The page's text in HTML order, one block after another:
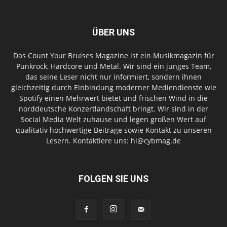
ÜBER UNS
Das Count Your Bruises Magazine ist ein Musikmagazin für
Punkrock, Hardcore und Metal. Wir sind ein junges Team,
das seine Leser nicht nur informiert, sondern ihnen
gleichzeitig durch Einbindung moderner Mediendienste wie
Spotify einen Mehrwert bietet und frischen Wind in die
norddeutsche Konzertlandschaft bringt. Wir sind in der
Social Media Welt zuhause und legen großen Wert auf
qualitativ hochwertige Beiträge sowie Kontakt zu unseren
Lesern. Kontaktiere uns: hi@cybmag.de
FOLGEN SIE UNS